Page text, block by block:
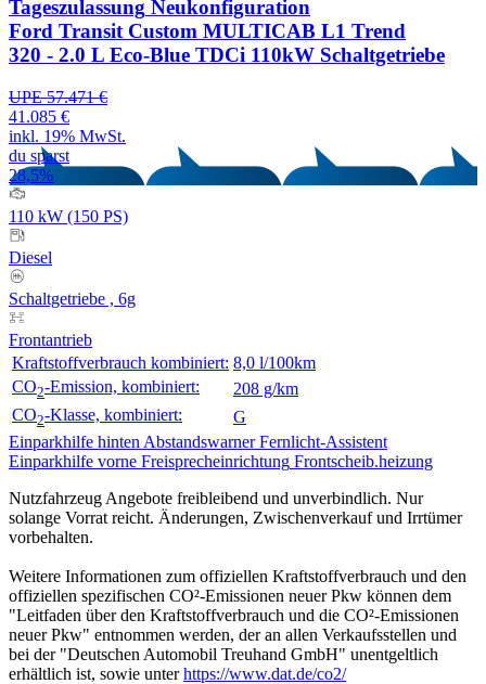
Tageszulassung Neukonfiguration
Ford Transit Custom MULTICAB L1 Trend
320 - 2.0 L Eco-Blue TDCi 110kW Schaltgetriebe
UPE 57.471 €
41.085 €
inkl. 19% MwSt.
du sparst
28,5%
110 kW (150 PS)
Diesel
Schaltgetriebe , 6g
Frontantrieb
Kraftstoffverbrauch kombiniert: 8,0 l/100km
CO2-Emission, kombiniert:
208 g/km
CO2-Klasse, kombiniert:
G
Einparkhilfe hinten Abstandswarner Fernlicht-Assistent
Einparkhilfe vorne Freisprecheinrichtung Frontscheib.heizung
Nutzfahrzeug Angebote freibleibend und unverbindlich. Nur
solange Vorrat reicht. Änderungen, Zwischenverkauf und Irrtümer
vorbehalten.
Weitere Informationen zum offiziellen Kraftstoffverbrauch und den
offiziellen spezifischen CO²-Emissionen neuer Pkw können dem
"Leitfaden über den Kraftstoffverbrauch und die CO²-Emissionen
neuer Pkw" entnommen werden, der an allen Verkaufsstellen und
bei der "Deutschen Automobil Treuhand GmbH" unentgeltlich
erhältlich ist, sowie unterhttps://www.dat.de/co2/